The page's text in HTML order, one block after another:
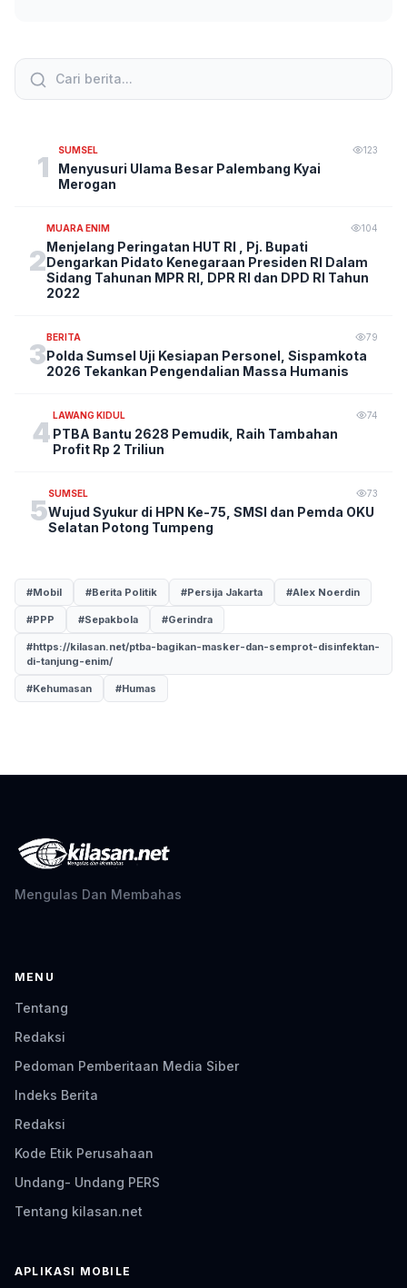
1
SUMSEL 123
Menyusuri Ulama Besar Palembang Kyai
Merogan
2
MUARA ENIM 104
Menjelang Peringatan HUT RI , Pj. Bupati
Dengarkan Pidato Kenegaraan Presiden RI Dalam
Sidang Tahunan MPR RI, DPR RI dan DPD RI Tahun
2022
3
BERITA 79
Polda Sumsel Uji Kesiapan Personel, Sispamkota
2026 Tekankan Pengendalian Massa Humanis
4
LAWANG KIDUL 74
PTBA Bantu 2628 Pemudik, Raih Tambahan
Profit Rp 2 Triliun
5
SUMSEL 73
Wujud Syukur di HPN Ke-75, SMSI dan Pemda OKU
Selatan Potong Tumpeng
#Mobil #Berita Politik #Persija Jakarta #Alex Noerdin
#PPP #Sepakbola #Gerindra
#https://kilasan.net/ptba-bagikan-masker-dan-semprot-disinfektan-
di-tanjung-enim/
#Kehumasan #Humas
Mengulas Dan Membahas
MENU
Tentang
Redaksi
Pedoman Pemberitaan Media Siber
Indeks Berita
Redaksi
Kode Etik Perusahaan
Undang- Undang PERS
Tentang kilasan.net
APLIKASI MOBILE